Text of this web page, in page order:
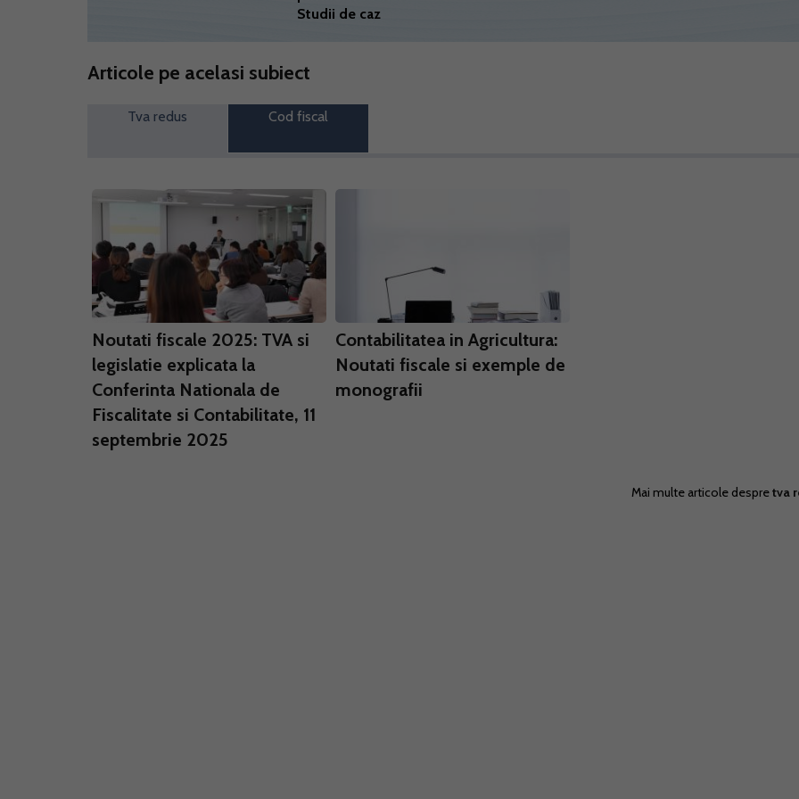
Studii de caz
Articole pe acelasi subiect
Tva redus Cod fiscal
Noutati fiscale 2025: TVA si
legislatie explicata la
Conferinta Nationala de
Fiscalitate si Contabilitate, 11
septembrie 2025
Contabilitatea in Agricultura:
Noutati fiscale si exemple de
monografii
Mai multe articole despretva